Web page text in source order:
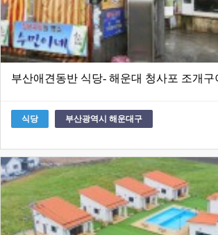
부산애견동반 식당- 해운대 청사포 조개
식당 부산광역시 해운대구